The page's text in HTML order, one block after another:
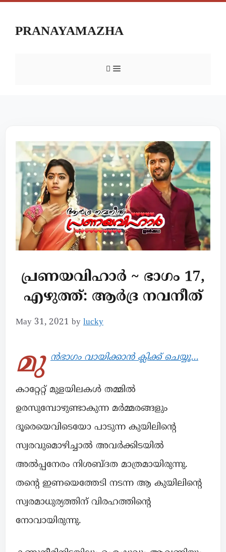
PRANAYAMAZHA
പ്രണയവിഹാർ ~ ഭാഗം 17,
എഴുത്ത്: ആർദ്ര നവനീത്
May 31, 2021 by lucky
മു ൻഭാഗം വായിക്കാൻ ക്ലിക്ക് ചെയ്യൂ…
കാറ്റേറ്റ് മുളയിലകൾ തമ്മിൽ
ഉരസുമ്പോഴുണ്ടാകുന്ന മർമ്മരങ്ങളും
ദൂരെയെവിടെയോ പാടുന്ന കുയിലിന്റെ
സ്വരവുമൊഴിച്ചാൽ അവർക്കിടയിൽ
അൽപ്പനേരം നിശബ്ദത മാത്രമായിരുന്നു.
തന്റെ ഇണയെത്തേടി നടന്ന ആ കുയിലിന്റെ
സ്വരമാധുര്യത്തിന് വിരഹത്തിന്റെ
നോവായിരുന്നു.